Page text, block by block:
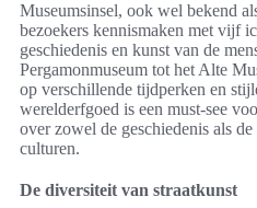
Museumsinsel, ook wel bekend
bezoekers kennismaken met vijf
geschiedenis en kunst van de
Pergamonmuseum tot het Alte
op verschillende tijdperken en
werelderfgoed is een must-see
over zowel de geschiedenis als
culturen.
De diversiteit van straatkunst